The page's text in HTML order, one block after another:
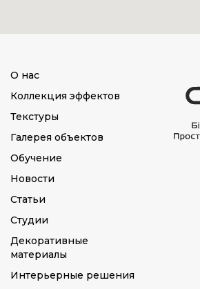
О нас
Коллекция эффектов
Текстуры
Галерея объектов
Обучение
Новости
Статьи
Студии
Декоративные
материалы
Интерьерные решения